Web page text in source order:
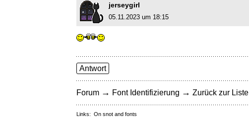
jerseygirl
05.11.2023 um 18:15
Antwort
Forum → Font Identifizierung → Zurück zur Liste
Links: On snot and fonts